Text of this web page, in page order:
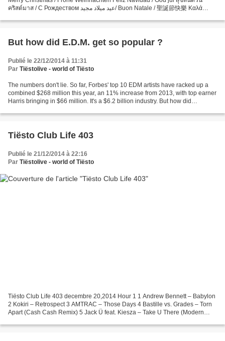
คริสต์มาส / С Рождеством عيد ميلاد مجيد/ Buon Natale / 聖誕節快樂 Καλά
But how did E.D.M. get so popular ?
Publié le 22/12/2014 à 11:31
Par Tiëstolive - world of Tiësto
The numbers don't lie. So far, Forbes' top 10 EDM artists have racked up a
combined $268 million this year, an 11% increase from 2013, with top earner
Harris bringing in $66 million. It's a $6.2 billion industry. But how did
Tiësto Club Life 403
Publié le 21/12/2014 à 22:16
Par Tiëstolive - world of Tiësto
Tiësto Club Life 403 decembre 20,2014 Hour 1 1 Andrew Bennett – Babylon
2 Kokiri – Retrospect 3 AMTRAC – Those Days 4 Bastille vs. Grades – Torn
Apart (Cash Cash Remix) 5 Jack Ü feat. Kiesza – Take U There (Modern